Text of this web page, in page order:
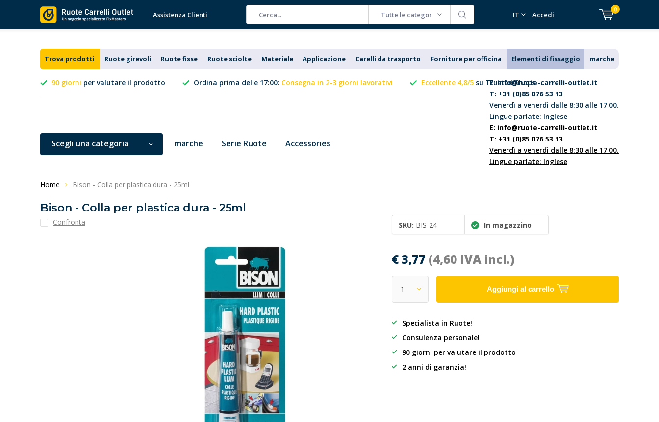
Assistenza Clienti Tutte le categorie IT Accedi
0
Trova prodotti Ruote girevoli Ruote fisse Ruote sciolte Materiale Applicazione Carelli da trasporto Forniture per officina Elementi di fissaggio marche
90 giorni per valutare il prodotto Ordina prima delle 17:00: Consegna in 2-3 giorni lavorativi Eccellente 4,8/5 su Trusted Shops
E:info@ruote-carrelli-outlet.it
T: +31 (0)85 076 53 13
Venerdì a venerdì dalle 8:30 alle 17:00.
Lingue parlate: Inglese
Scegli una categoria marche Serie Ruote Accessories
E: info@ruote-carrelli-outlet.it
T: +31 (0)85 076 53 13
Venerdì a venerdì dalle 8:30 alle 17:00.
Lingue parlate: Inglese
Home Bison - Colla per plastica dura - 25ml
Bison - Colla per plastica dura - 25ml
Confronta SKU: BIS-24 In magazzino
€ 3,77 (4,60 IVA incl.)
Aggiungi al carrello
Specialista in Ruote!
Consulenza personale!
90 giorni per valutare il prodotto
2 anni di garanzia!